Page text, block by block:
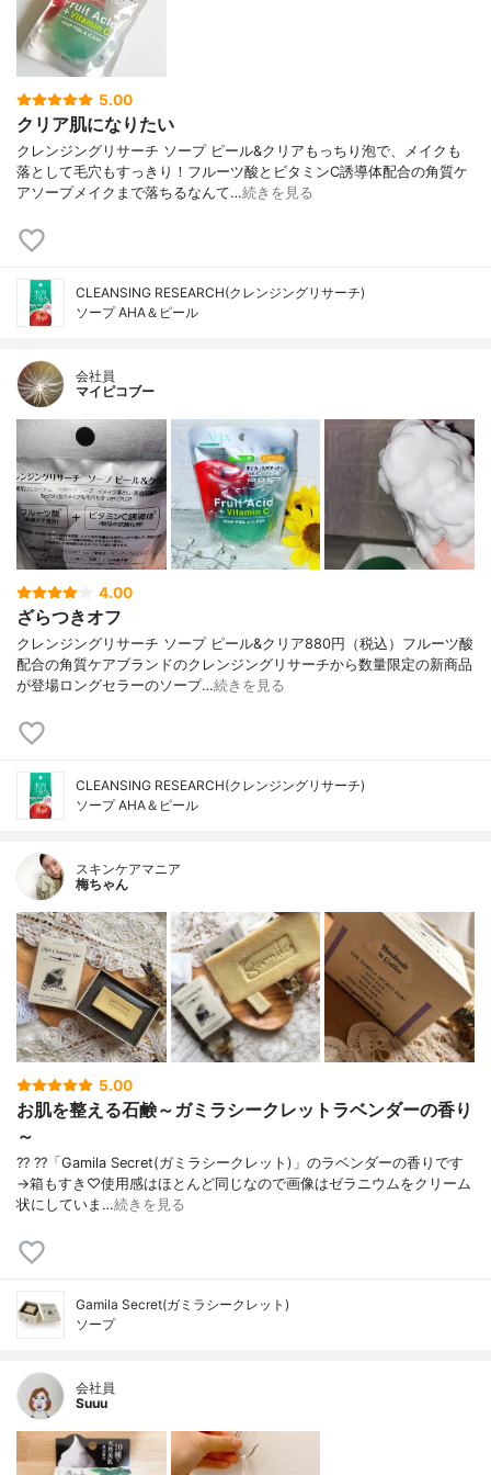
5.00
クリア肌になりたい
クレンジングリサーチ ソープ ピール&クリアもっちり泡で、メイクも
落として毛穴もすっきり！フルーツ酸とビタミンC誘導体配合の角質ケ
アソープメイクまで落ちるなんて…続きを見る
CLEANSING RESEARCH(クレンジングリサーチ)
ソープ AHA＆ピール
会社員
マイピコブー
4.00
ざらつきオフ
クレンジングリサーチ ソープ ピール&クリア880円（税込）フルーツ酸
配合の角質ケアブランドのクレンジングリサーチから数量限定の新商品
が登場ロングセラーのソープ…続きを見る
CLEANSING RESEARCH(クレンジングリサーチ)
ソープ AHA＆ピール
スキンケアマニア
梅ちゃん
5.00
お肌を整える石鹸～ガミラシークレットラベンダーの香り
～
?? ??「Gamila Secret(ガミラシークレット)」のラベンダーの香りです
→箱もすき♡使用感はほとんど同じなので画像はゼラニウムをクリーム
状にしていま…続きを見る
Gamila Secret(ガミラシークレット)
ソープ
会社員
Suuu